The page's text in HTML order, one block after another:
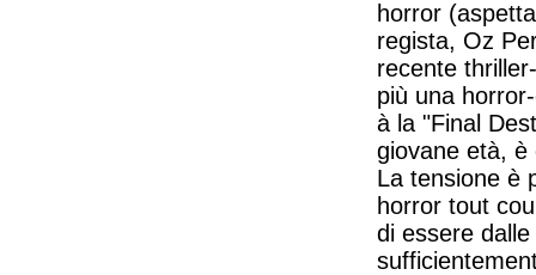
horror
regista, Oz
recente
più una
à la "Final
giovane età, è
La tensione è
horror tout
di essere